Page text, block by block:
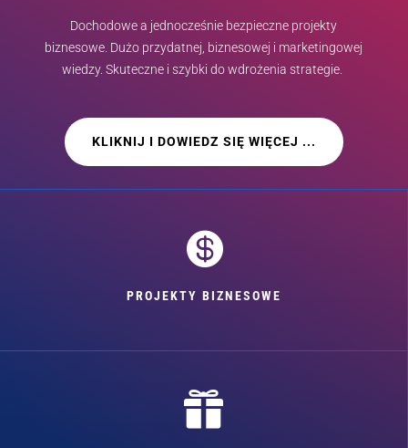
Dochodowe a jednocześnie bezpieczne projekty
biznesowe. Dużo przydatnej, biznesowej i marketingowej
wiedzy. Skuteczne i szybki do wdrożenia strategie.
KLIKNIJ I DOWIEDZ SIĘ WIĘCEJ ...

PROJEKTY BIZNESOWE
